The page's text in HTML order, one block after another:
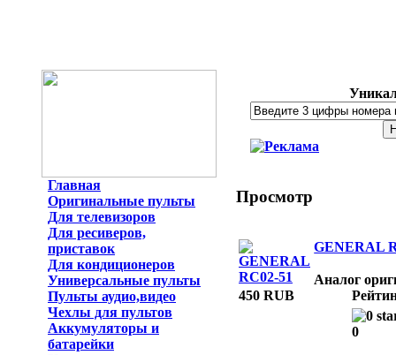
Главная
Оригинальные пульты
Для телевизоров
Для ресиверов,
приставок
Для кондиционеров
Универсальные пульты
Пульты аудио,видео
Чехлы для пультов
Аккумуляторы и
батарейки
Просмотр
GENERAL
Аналог
450 RUB
0